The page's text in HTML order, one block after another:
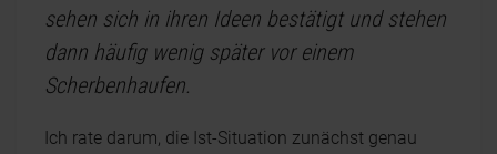
sehen sich in ihren Ideen bestätigt und stehen
dann häufig wenig später vor einem
Scherbenhaufen.
Ich rate darum, die Ist-Situation zunächst genau